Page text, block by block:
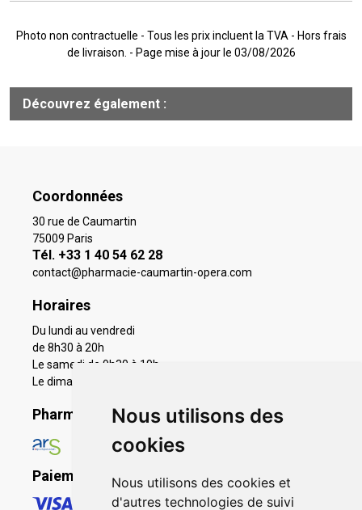
Nous utilisons des
cookies
Nous utilisons des cookies et
d'autres technologies de suivi
Photo non contractuelle - Tous les prix incluent la TVA - Hors frais
de livraison. - Page mise à jour le 03/08/2026
Découvrez également :
Coordonnées
30 rue de Caumartin
75009 Paris
Tél. +33 1 40 54 62 28
contact@pharmacie-caumartin-opera.com
Horaires
Du lundi au vendredi
de 8h30 à 20h
Le samedi de 9h30 à 19h
Le dimanche 11h à 19h
Pharmacie en ligne agréée
Paiement sécurisé